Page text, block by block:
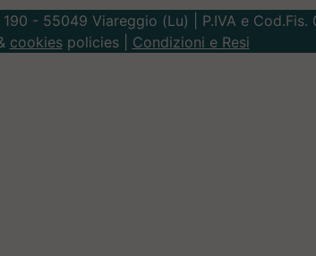
- 55049 Viareggio (Lu) | P.IVA e
cookiespolicies | Condizioni e Resi